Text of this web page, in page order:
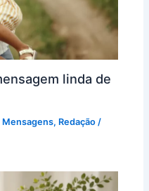
linda de
Mensagens, Redação /